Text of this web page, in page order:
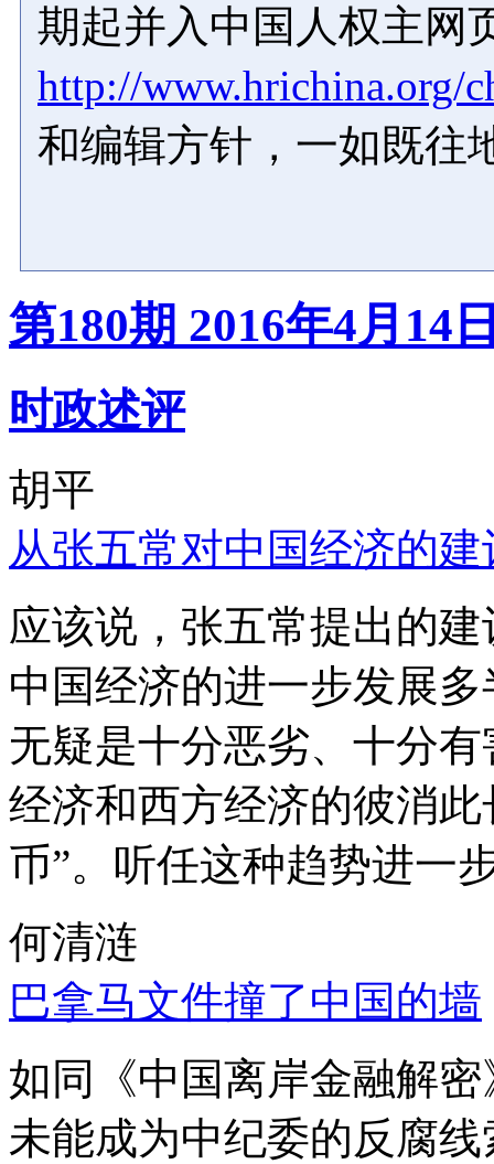
期起并入中国人权主网
http://www.hrichina.org/
和编辑方针，一如既往
第180期 2016年4月14
时政述评
胡平
从张五常对中国经济的
应该说，张五常提出的
中国经济的进一步发展
无疑是十分恶劣、十分
经济和西方经济的彼消
币”。听任这种趋势进一
何清涟
巴拿马文件撞了中国的墙
如同《中国离岸金融解
未能成为中纪委的反腐